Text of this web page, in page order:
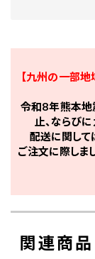
【九州の一部
令和8年熊本地
止、ならび
配送に関して
ご注文に際しま
関連商品